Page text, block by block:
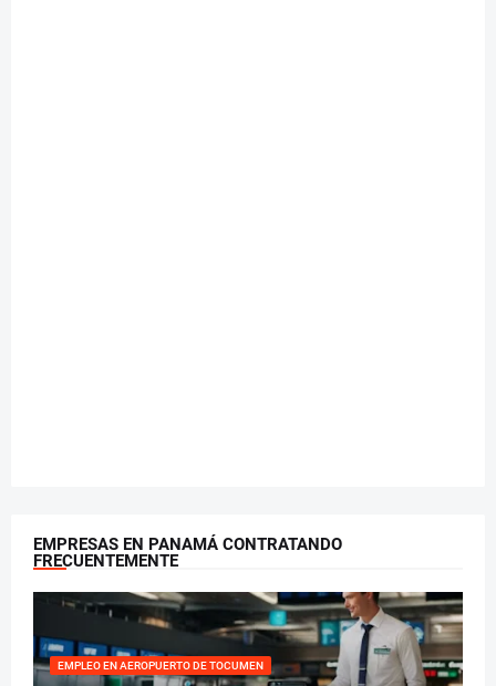
EMPRESAS EN PANAMÁ CONTRATANDO
FRECUENTEMENTE
EMPLEO EN AEROPUERTO DE TOCUMEN